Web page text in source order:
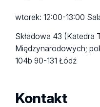
wtorek: 12:00-13:00
Składowa 43 (Katedra
Międzynarodowych;
104b90-131 Łódź
Kontakt